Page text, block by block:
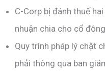
C-Corp bị đánh thuế
nhuận chia cho cổ
Quy trình pháp lý chặt
phải thông qua ban